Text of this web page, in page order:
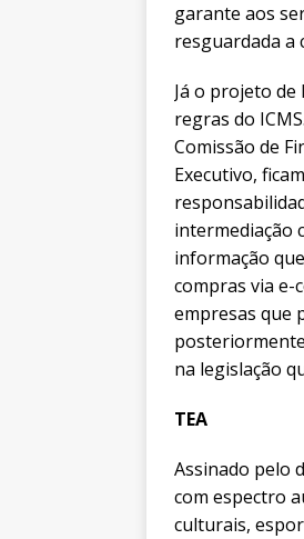
garante aos
resguardada a
Já o projeto de
regras do
Comissão de
Executivo,
intermediação
informação
compras via e-
empresas que
na legislação
TEA
Assinado pelo
com espectro
culturais,